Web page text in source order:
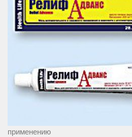
применению